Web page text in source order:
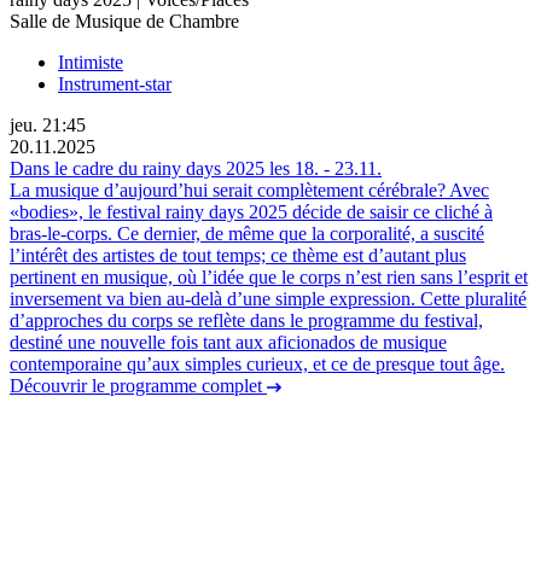
Salle de Musique de Chambre
Intimiste
Instrument-star
jeu. 21:45
20.11.2025
Dans le cadre du rainy days 2025 les 18. - 23.11.
La musique d’aujourd’hui serait complètement cérébrale? Avec
«bodies», le festival rainy days 2025 décide de saisir ce cliché à
bras-le-corps. Ce dernier, de même que la corporalité, a suscité
l’intérêt des artistes de tout temps; ce thème est d’autant plus
pertinent en musique, où l’idée que le corps n’est rien sans l’esprit et
inversement va bien au-delà d’une simple expression. Cette pluralité
d’approches du corps se reflète dans le programme du festival,
destiné une nouvelle fois tant aux aficionados de musique
contemporaine qu’aux simples curieux, et ce de presque tout âge.
Découvrir le programme complet